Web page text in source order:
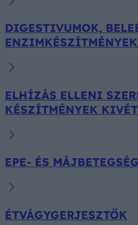
DIGESTIVUMOK,
ELHÍZÁS ELLENI
KÉSZÍTMÉNYEK
EPE- ÉS
ÉTVÁGYGERJESZTŐK